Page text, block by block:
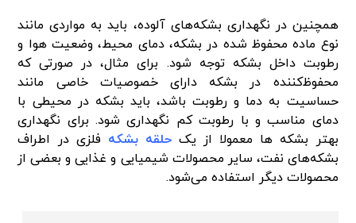
همچنین در نگهداری بشکه‌های آلوده، باید به مواردی مانند
نوع ماده محفوظ شده در بشکه، دمای محیط، وضعیت هوا و
رطوبت داخل بشکه توجه شود. برای مثال، در صورتی که
محفوظ‌کننده در بشکه دارای خصوصیات خاصی مانند
حساسیت به دما و رطوبت باشد، باید بشکه در محیطی با
دمای مناسب و با رطوبت کم نگهداری شود. برای نگهداری
بهتر بشکه ها معمولا از یکحلقه بشکه فلزی در اطراف
بشکه‌های نفت، سایر محصولات شیمیایی و غذایی و بعضی از
محصولات دیگر استفاده می‌شود.